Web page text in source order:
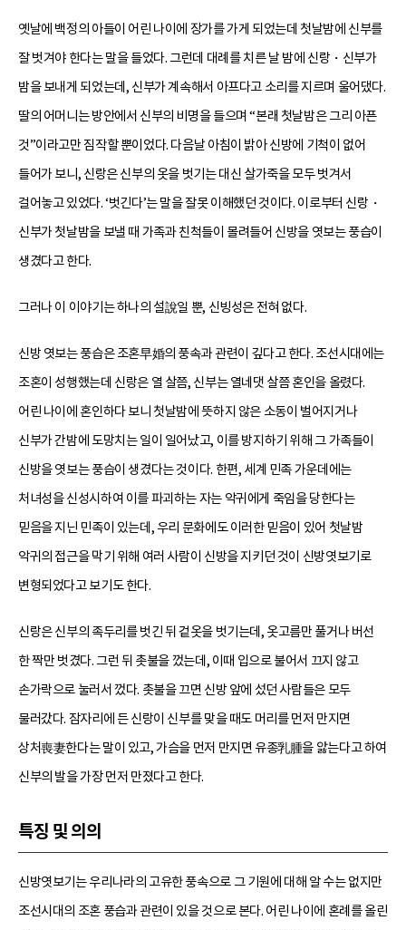
옛날에 백정의 아들이 어린 나이에 장가를 가게 되었는데 첫날밤에 신부를
잘 벗겨야 한다는 말을 들었다. 그런데 대례를 치른 날 밤에 신랑・신부가
밤을 보내게 되었는데, 신부가 계속해서 아프다고 소리를 지르며 울어댔다.
딸의 어머니는 방안에서 신부의 비명을 들으며 “본래 첫날밤은 그리 아픈
것”이라고만 짐작할 뿐이었다. 다음날 아침이 밝아 신방에 기척이 없어
들어가 보니, 신랑은 신부의 옷을 벗기는 대신 살가죽을 모두 벗겨서
걸어놓고 있었다. ‘벗긴다’는 말을 잘못 이해했던 것이다. 이로부터 신랑・
신부가 첫날밤을 보낼 때 가족과 친척들이 몰려들어 신방을 엿보는 풍습이
생겼다고 한다.
그러나 이 이야기는 하나의 설說일 뿐, 신빙성은 전혀 없다.
신방 엿보는 풍습은 조혼早婚의 풍속과 관련이 깊다고 한다. 조선시대에는
조혼이 성행했는데 신랑은 열 살쯤, 신부는 열네댓 살쯤 혼인을 올렸다.
어린 나이에 혼인하다 보니 첫날밤에 뜻하지 않은 소동이 벌어지거나
신부가 간밤에 도망치는 일이 일어났고, 이를 방지하기 위해 그 가족들이
신방을 엿보는 풍습이 생겼다는 것이다. 한편, 세계 민족 가운데에는
처녀성을 신성시하여 이를 파괴하는 자는 악귀에게 죽임을 당한다는
믿음을 지닌 민족이 있는데, 우리 문화에도 이러한 믿음이 있어 첫날밤
악귀의 접근을 막기 위해 여러 사람이 신방을 지키던 것이 신방엿보기로
변형되었다고 보기도 한다.
신랑은 신부의 족두리를 벗긴 뒤 겉옷을 벗기는데, 옷고름만 풀거나 버선
한 짝만 벗겼다. 그런 뒤 촛불을 껐는데, 이때 입으로 불어서 끄지 않고
손가락으로 눌러서 껐다. 촛불을 끄면 신방 앞에 섰던 사람들은 모두
물러갔다. 잠자리에 든 신랑이 신부를 맞을 때도 머리를 먼저 만지면
상처喪妻한다는 말이 있고, 가슴을 먼저 만지면 유종乳腫을 앓는다고 하여
신부의 발을 가장 먼저 만졌다고 한다.
특징 및 의의
신방엿보기는 우리나라의 고유한 풍속으로 그 기원에 대해 알 수는 없지만
조선시대의 조혼 풍습과 관련이 있을 것으로 본다. 어린 나이에 혼례를 올린